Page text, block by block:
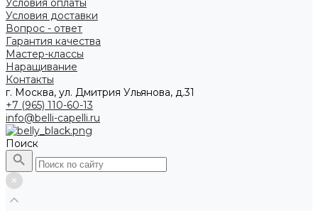
Условия оплаты
Условия доставки
Вопрос - ответ
Гарантия качества
Мастер-классы
Наращивание
Контакты
г. Москва, ул. Дмитрия Ульянова, д.31
+7 (965) 110-60-13
info@belli-capelli.ru
Поиск